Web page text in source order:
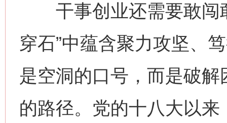
干事创业还需要敢闯
穿石”中蕴含聚力攻坚、
是空洞的口号，而是破
的路径。党的十八大以